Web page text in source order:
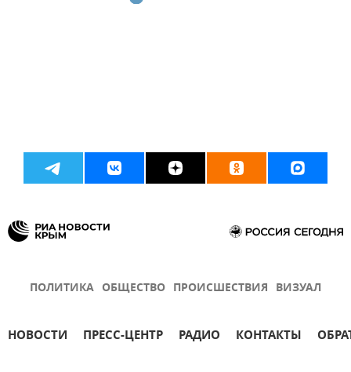
ПОЛИТИКА ОБЩЕСТВО ПРОИСШЕСТВИЯ ВИЗУАЛ
НОВОСТИ ПРЕСС-ЦЕНТР РАДИО КОНТАКТЫ